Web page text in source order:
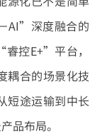
AI”深度融合的
控E+”平台，
耦合的场景化技
短途运输到中长
品布局。